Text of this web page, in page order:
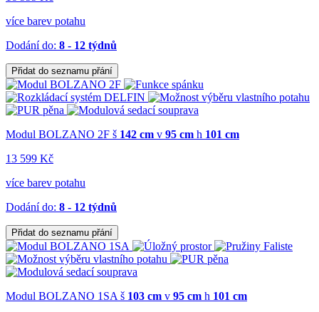
více barev potahu
Dodání do: 8 - 12 týdnů
Přidat do seznamu přání
Modul BOLZANO 2F š 142 cm v 95 cm h 101 cm
13 599 Kč
více barev potahu
Dodání do: 8 - 12 týdnů
Přidat do seznamu přání
Modul BOLZANO 1SA š 103 cm v 95 cm h 101 cm